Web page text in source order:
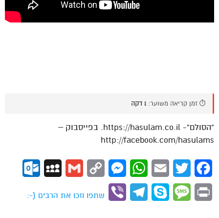
⏱️ זמן קריאה משוער: 1 דקה
“הסולם”- https://hasulam.co.il. בפייסבוק –
http://facebook.com/hasulams
Facebook
Twitter
Email
WhatsApp
Messenger
Copy
Gmail
MySpace
Print
Message
Skype
Telegram
Viber
שתפו וזכו את הרבים (-: